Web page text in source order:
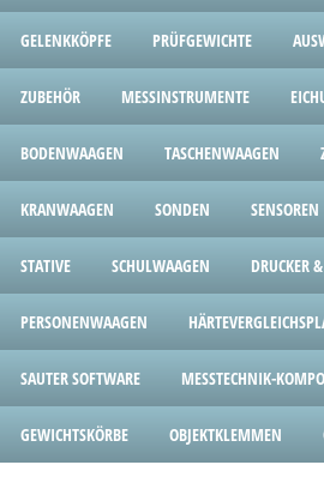
GELENKKÖPFE PRÜFGEWICHTE
ZUBEHÖR MESSINSTRUMENTE
BODENWAAGEN TASCHENWAAGEN
KRANWAAGEN SONDEN SENSOREN
STATIVE SCHULWAAGEN DRUCKER
PERSONENWAAGEN
SAUTER SOFTWARE MESSTECHNIK-
GEWICHTSKÖRBE OBJEKTKLEMMEN